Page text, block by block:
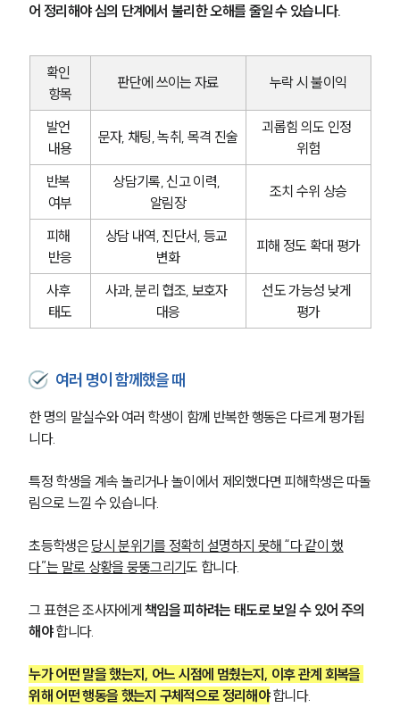
어 정리해야 심의 단계에서 불리한 오해를 줄일 수 있습니다.
확인
항목
판단에 쓰이는 자료 누락 시 불이익
발언
내용
문자, 채팅, 녹취, 목격 진술
괴롭힘 의도 인정
위험
반복
여부
상담기록, 신고 이력,
알림장
조치 수위 상승
피해
반응
상담 내역, 진단서, 등교
변화
피해 정도 확대 평가
사후
태도
사과, 분리 협조, 보호자
대응
선도 가능성 낮게
평가
여러 명이 함께했을 때
한 명의 말실수와 여러 학생이 함께 반복한 행동은 다르게 평가됩
니다.
특정 학생을 계속 놀리거나 놀이에서 제외했다면 피해학생은 따돌
림으로 느낄 수 있습니다.
초등학생은 당시 분위기를 정확히 설명하지 못해 “다 같이 했
다”는 말로 상황을 뭉뚱그리기도 합니다.
그 표현은 조사자에게 책임을 피하려는 태도로 보일 수 있어 주의
해야 합니다.
누가 어떤 말을 했는지, 어느 시점에 멈췄는지, 이후 관계 회복을
위해 어떤 행동을 했는지 구체적으로 정리해야 합니다.